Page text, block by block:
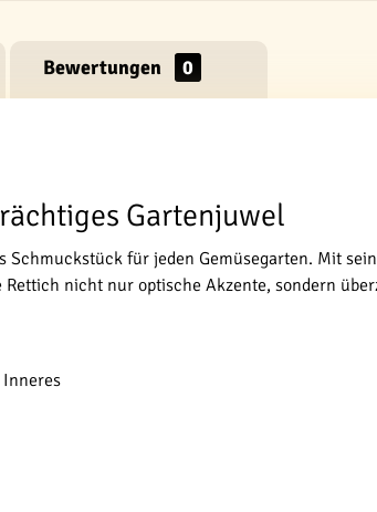
Bewertungen 0
Gartenjuwel
Schmuckstück für jeden Gemüsegarten. Mit
nicht nur optische Akzente, sondern